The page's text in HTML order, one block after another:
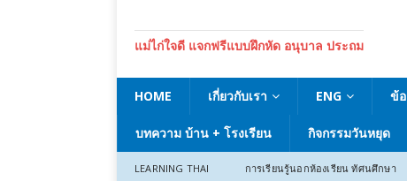
แม่ไก่ใจดี แจกฟรีแบบฝึกหัด อนุบาล ประถม
HOME เกี่ยวกับเรา ENG ข้
บทความ บ้าน + โรงเรียน กิจกรรมวันหยุด
LEARNING THAI การเรียนรู้นอกห้องเรียน ทัศนศึกษา